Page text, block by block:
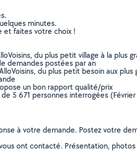
minutes.
et faites votre choix !
du plus petit village à la plus
demandes postées par an
du plus petit besoin aux plus
un bon rapport qualité/prix
5 671 personnes interrogées
à votre demande. Postez votre
ont contacté. Présentation,